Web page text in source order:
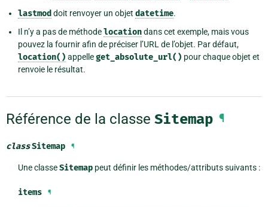
lastmod doit renvoyer un objet datetime.
Il n’y a pas de méthodelocationdans cet exemple, mais vous
pouvez la fournir afin de préciser l’URL de l’objet. Par défaut,
location() appelleget_absolute_url() pour chaque objet et
renvoie le résultat.
Référence de la classe Sitemap ¶
classSitemap ¶
Une classeSitemappeut définir les méthodes/attributs suivants :
items ¶